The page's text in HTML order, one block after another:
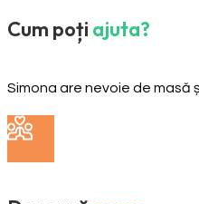
Cum poți ajuta?
Simona are nevoie de masă